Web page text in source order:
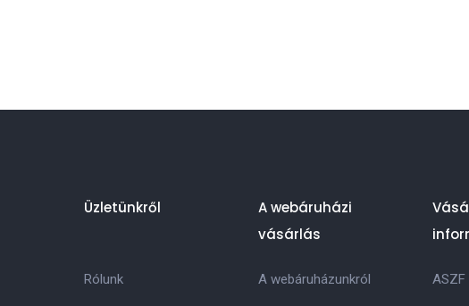
Üzletünkről
Rólunk
A webáruházi
vásárlás
A webáruházunkról ASZF